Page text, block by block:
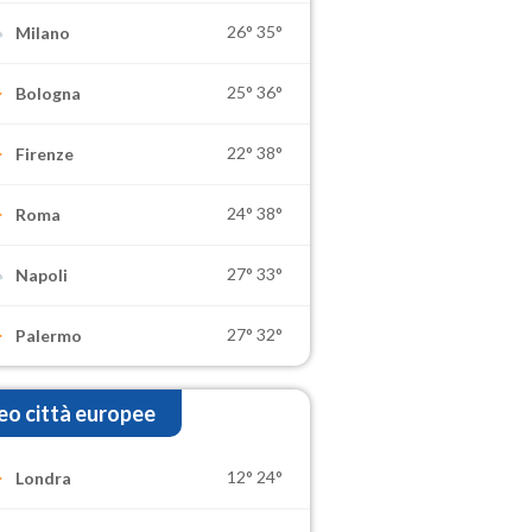
Milano 26° 35°
Bologna 25° 36°
Firenze 22° 38°
Roma 24° 38°
Napoli 27° 33°
Palermo 27° 32°
città europee
Londra 12° 24°